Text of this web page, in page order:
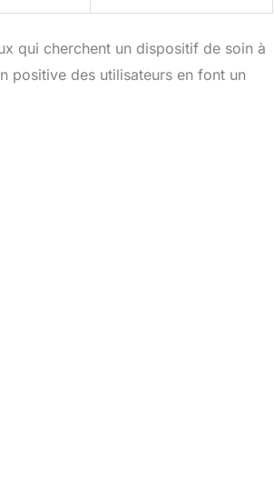
qui cherchent un dispositif de soin à
positive des utilisateurs en font un